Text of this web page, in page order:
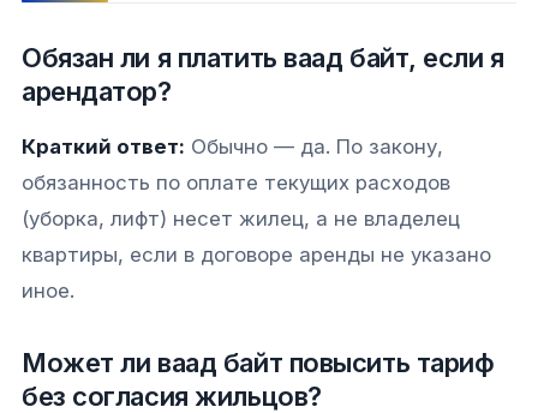
Обязан ли я платить ваад байт, если я
арендатор?
Краткий ответ: Обычно — да. По закону,
обязанность по оплате текущих расходов
(уборка, лифт) несет жилец, а не владелец
квартиры, если в договоре аренды не указано
иное.
Может ли ваад байт повысить тариф
без согласия жильцов?